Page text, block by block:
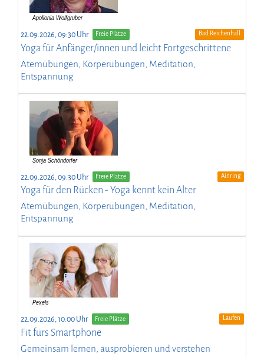
22.09.2026, 09:30 Uhr Freie Plätze Bad Reichenhall
Yoga für Anfänger/innen und leicht Fortgeschrittene
Atemübungen, Körperübungen, Meditation,
Entspannung
22.09.2026, 09:30 Uhr Freie Plätze Ainring
Yoga für den Rücken - Yoga kennt kein Alter
Atemübungen, Körperübungen, Meditation,
Entspannung
22.09.2026, 10:00 Uhr Freie Plätze Laufen
Fit fürs Smartphone
Gemeinsam lernen, ausprobieren und verstehen